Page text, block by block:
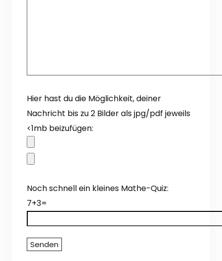
Hier hast du die Möglichkeit, deiner
Nachricht bis zu 2 Bilder als jpg/pdf jeweils
<1mb beizufügen:
Noch schnell ein kleines Mathe-Quiz:
7+3=